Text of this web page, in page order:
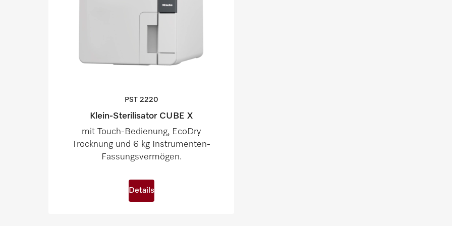
PST 2220
Klein-Sterilisator CUBE X
mit Touch-Bedienung, EcoDry
Trocknung und 6 kg Instrumenten-
Fassungsvermögen.
Details